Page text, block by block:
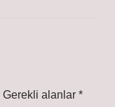
Gerekli alanlar *